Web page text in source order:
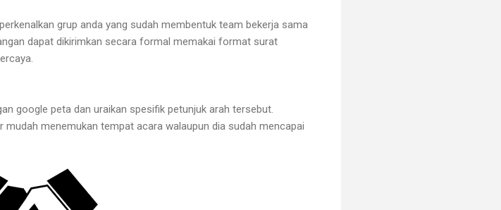
grup anda yang sudah membentuk team bekerja sama
dapat dikirimkan secara formal memakai format surat
google peta dan uraikan spesifik petunjuk arah tersebut.
menemukan tempat acara walaupun dia sudah mencapai